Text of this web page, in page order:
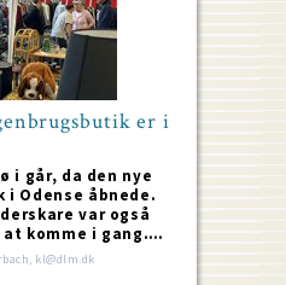
er i
i går, da den nye
i Odense åbnede.
var også
komme i gang.…
kl@dlm.dk